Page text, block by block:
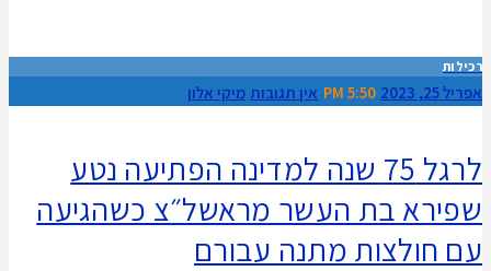
רכילות
אפריל 25, 2023 5:50 PM אין תגובות מיקי אלון
לרגל 75 שנה למדינה הפתיעה נטע
שפירא בת העשר מראשל״צ כשהגיעה
עם חולצות מתנה עבורם